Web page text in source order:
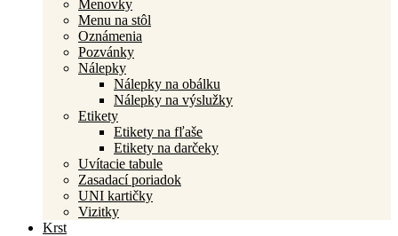
Menovky
Menu na stôl
Oznámenia
Pozvánky
Nálepky
Nálepky na obálku
Nálepky na výslužky
Etikety
Etikety na fľaše
Etikety na darčeky
Uvítacie tabule
Zasadací poriadok
UNI kartičky
Vizitky
Krst